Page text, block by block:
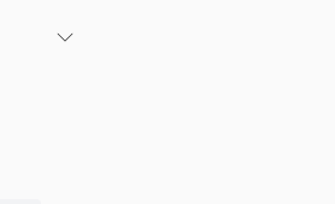
ウントの最低入金額は 100 ドルです
設手数料は無料です。